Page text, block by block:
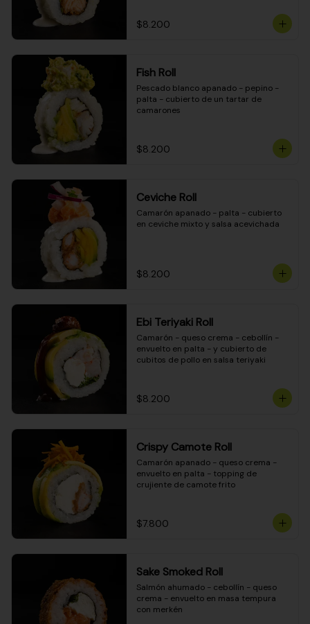
$8.200
Fish Roll
Pescado blanco apanado - pepino -
palta - cubierto de un tartar de
camarones
$8.200
Ceviche Roll
Camarón apanado - palta - cubierto
en ceviche mixto y salsa acevichada
$8.200
Ebi Teriyaki Roll
Camarón - queso crema - cebollín -
envuelto en palta - y cubierto de
cubitos de pollo en salsa teriyaki
$8.200
Crispy Camote Roll
Camarón apanado - queso crema -
envuelto en palta - topping de
crujiente de camote frito
$7.800
Sake Smoked Roll
Salmón ahumado - cebollín - queso
crema - envuelto en masa tempura
con merkén